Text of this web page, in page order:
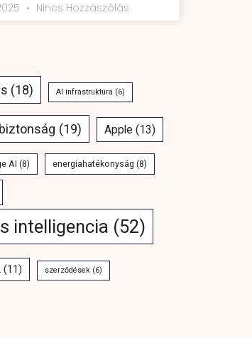
Nincs Hozzászólás
(18) AI infrastruktúra (6)
(19) Apple (13)
AI (8) energiahatékonyság (8)
intelligencia (52)
(11) szerződések (6)